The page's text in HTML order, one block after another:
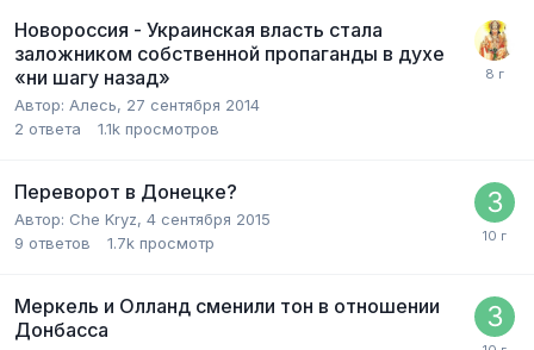
Новороссия - Украинская власть стала
заложником собственной пропаганды в духе
«ни шагу назад»
Автор: Алесь, 27 сентября 2014
2 ответа 1.1k просмотров
Переворот в Донецке?
Автор: Che Kryz, 4 сентября 2015
9 ответов 1.7k просмотр
Меркель и Олланд сменили тон в отношении
Донбасса